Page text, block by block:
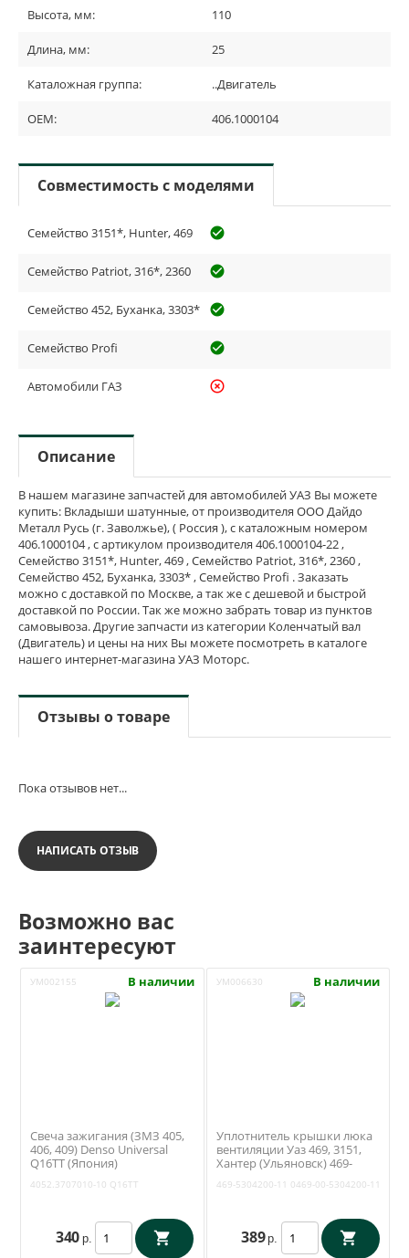
Высота, мм: 110
Длина, мм: 25
Каталожная группа: ..Двигатель
OEM: 406.1000104
Совместимость с моделями
Семейство 3151*, Hunter, 469 check_circle_outline
Семейство Patriot, 316*, 2360 check_circle_outline
Семейство 452, Буханка, 3303* check_circle_outline
Семейство Profi check_circle_outline
Автомобили ГАЗ highlight_off
Описание
В нашем магазине запчастей для автомобилей УАЗ Вы можете
купить: Вкладыши шатунные, от производителя ООО Дайдо
Металл Русь (г. Заволжье), ( Россия ), с каталожным номером
406.1000104 , с артикулом производителя 406.1000104-22 ,
Семейство 3151*, Hunter, 469 , Семейство Patriot, 316*, 2360 ,
Семейство 452, Буханка, 3303* , Семейство Profi . Заказать
можно с доставкой по Москве, а так же с дешевой и быстрой
доставкой по России. Так же можно забрать товар из пунктов
самовывоза. Другие запчасти из категории Коленчатый вал
(Двигатель) и цены на них Вы можете посмотреть в каталоге
нашего интернет-магазина УАЗ Моторс.
Отзывы о товаре
Пока отзывов нет...
НАПИСАТЬ ОТЗЫВ
Возможно вас
заинтересуют
УМ002155 В наличии
Свеча зажигания (ЗМЗ 405,
406, 409) Denso Universal
Q16TT (Япония)
4052.3707010-10 Q16TT
340 р.
УМ006630 В наличии
Уплотнитель крышки люка
вентиляции Уаз 469, 3151,
Хантер (Ульяновск) 469-
469-5304200-11 0469-00-5304200-11
389 р.